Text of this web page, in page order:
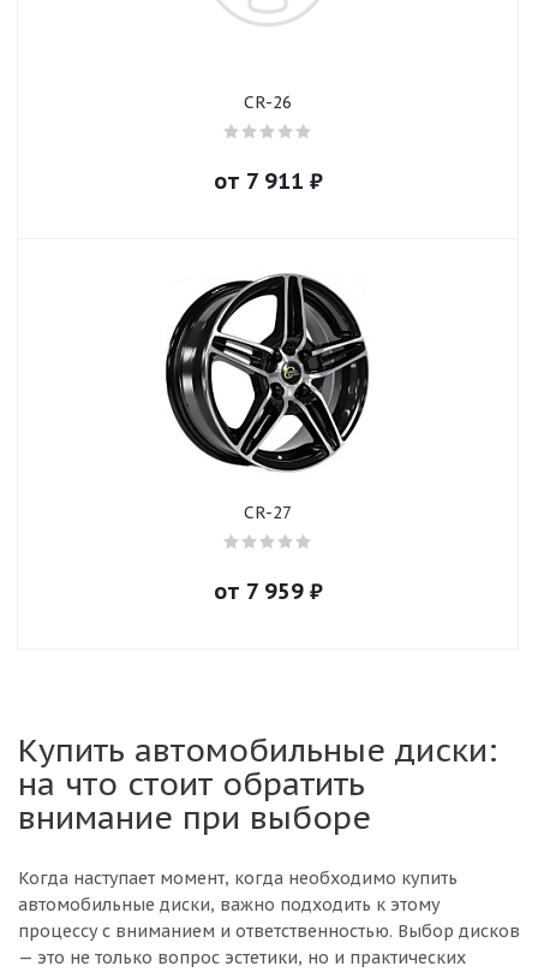
CR-26
от 7 911 ₽
CR-27
от 7 959₽
Купить автомобильные диски:
на что стоит обратить
внимание при выборе
Когда наступает момент, когда необходимо купить
автомобильные диски, важно подходить к этому
процессу с вниманием и ответственностью. Выбор дисков
— это не только вопрос эстетики, но и практических